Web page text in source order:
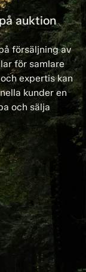
auktion
försäljning av
för samlare
expertis kan
kunder en
och sälja